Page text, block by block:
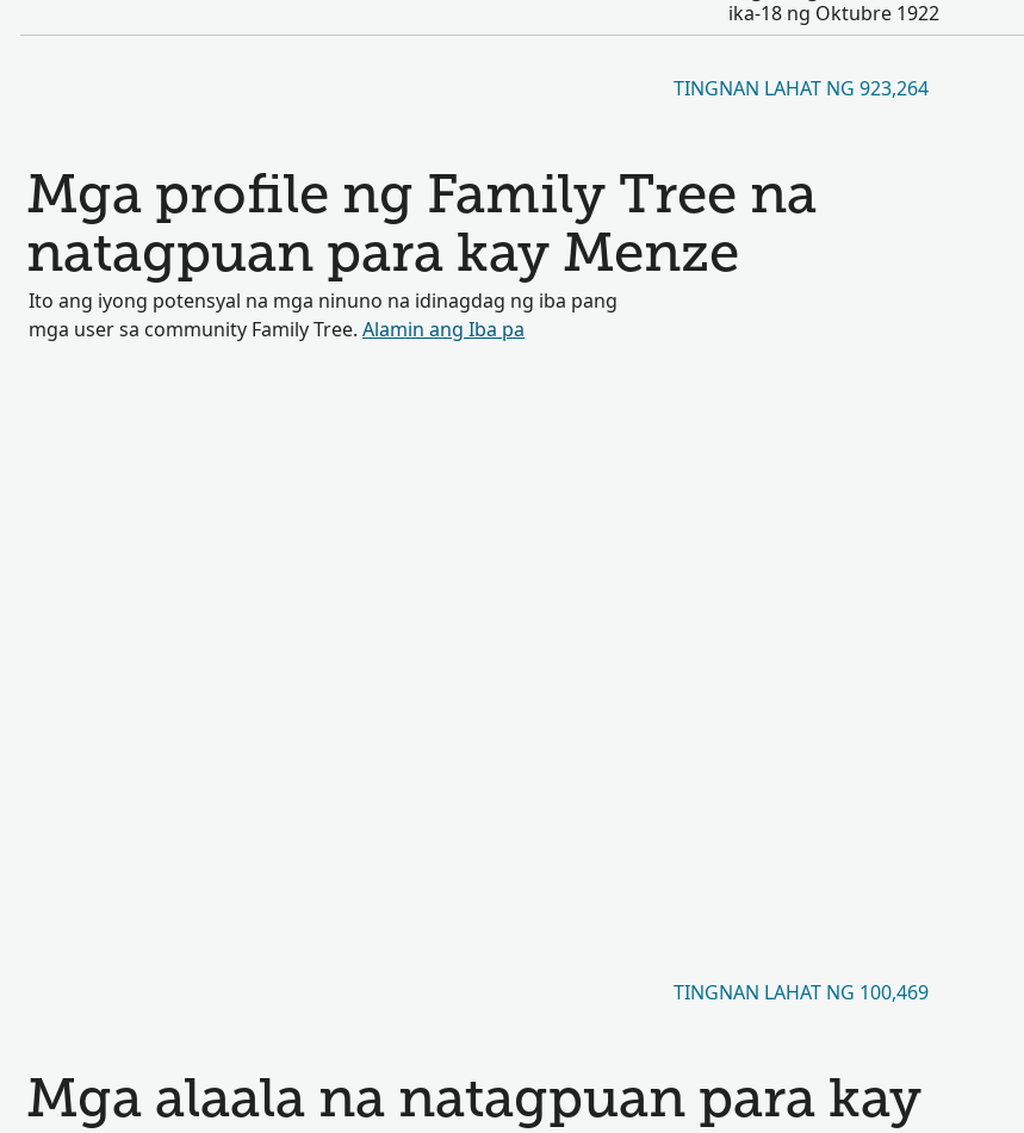
ika-18 ng Oktubre 1922
TINGNAN LAHAT NG 923,264
Mga profile ng Family Tree na
natagpuan para kay Menze
Ito ang iyong potensyal na mga ninuno na idinagdag ng iba pang
mga user sa community Family Tree. Alamin ang Iba pa
TINGNAN LAHAT NG 100,469
Mga alaala na natagpuan para kay